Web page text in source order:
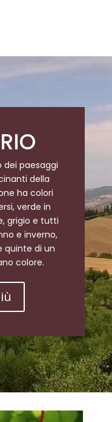
dei paesaggi
della
ha colori
verde in
grigio e tutti
e inverno,
quinte di un
colore.